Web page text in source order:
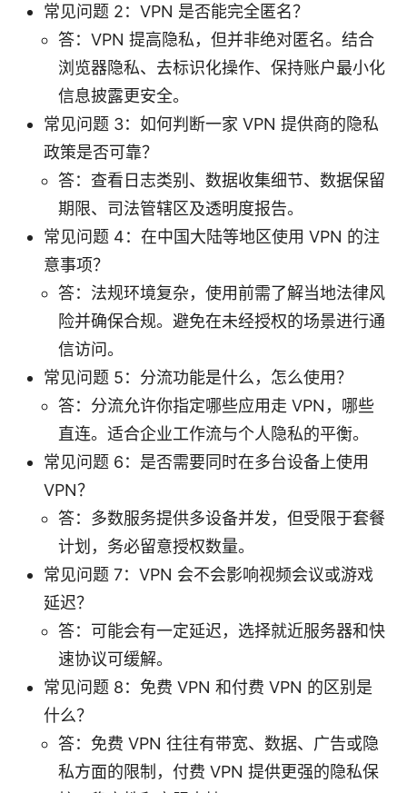
常见问题 2：VPN 是否能完全匿名？
答：VPN 提高隐私，但并非绝对匿名。结合
浏览器隐私、去标识化操作、保持账户最小化
信息披露更安全。
常见问题 3：如何判断一家 VPN 提供商的隐私
政策是否可靠？
答：查看日志类别、数据收集细节、数据保留
期限、司法管辖区及透明度报告。
常见问题 4：在中国大陆等地区使用 VPN 的注
意事项？
答：法规环境复杂，使用前需了解当地法律风
险并确保合规。避免在未经授权的场景进行通
信访问。
常见问题 5：分流功能是什么，怎么使用？
答：分流允许你指定哪些应用走 VPN，哪些
直连。适合企业工作流与个人隐私的平衡。
常见问题 6：是否需要同时在多台设备上使用
VPN？
答：多数服务提供多设备并发，但受限于套餐
计划，务必留意授权数量。
常见问题 7：VPN 会不会影响视频会议或游戏
延迟？
答：可能会有一定延迟，选择就近服务器和快
速协议可缓解。
常见问题 8：免费 VPN 和付费 VPN 的区别是
什么？
答：免费 VPN 往往有带宽、数据、广告或隐
私方面的限制，付费 VPN 提供更强的隐私保